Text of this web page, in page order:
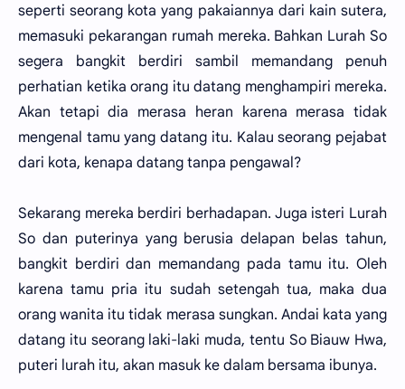
seperti seorang kota yang pakaiannya dari kain sutera,
memasuki pekarangan rumah mereka. Bahkan Lurah So
segera bangkit berdiri sambil memandang penuh
perhatian ketika orang itu datang menghampiri mereka.
Akan tetapi dia merasa heran karena merasa tidak
mengenal tamu yang datang itu. Kalau seorang pejabat
dari kota, kenapa datang tanpa pengawal?
Sekarang mereka berdiri berhadapan. Juga isteri Lurah
So dan puterinya yang berusia delapan belas tahun,
bangkit berdiri dan memandang pada tamu itu. Oleh
karena tamu pria itu sudah setengah tua, maka dua
orang wanita itu tidak merasa sungkan. Andai kata yang
datang itu seorang laki-laki muda, tentu So Biauw Hwa,
puteri lurah itu, akan masuk ke dalam bersama ibunya.